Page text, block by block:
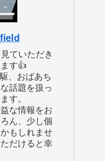
ていただき
す👍
、おばあち
話題を扱っ
す。
な情報をお
ん、少し個
もしれませ
だけると幸